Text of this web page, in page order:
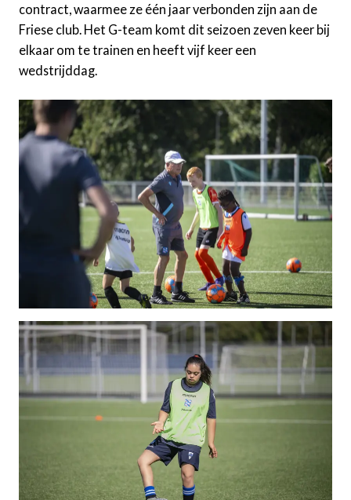
contract, waarmee ze één jaar verbonden zijn aan de
Friese club. Het G-team komt dit seizoen zeven keer bij
elkaar om te trainen en heeft vijf keer een
wedstrijddag.